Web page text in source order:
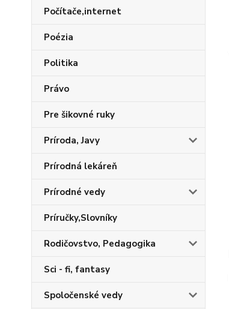
Počítače,internet
Poézia
Politika
Právo
Pre šikovné ruky
Príroda, Javy
Prírodná lekáreň
Prírodné vedy
Príručky,Slovníky
Rodičovstvo, Pedagogika
Sci - fi, fantasy
Spoločenské vedy